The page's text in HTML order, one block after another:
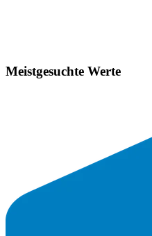
Meistgesuchte Werte